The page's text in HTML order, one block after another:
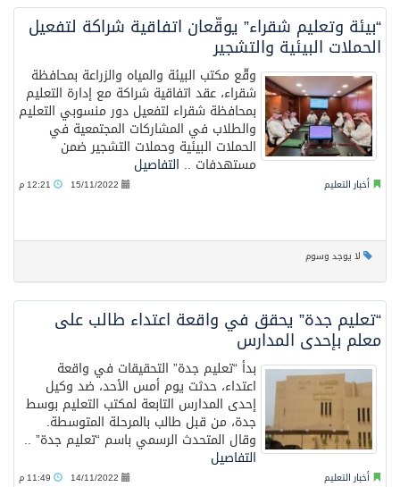
“بيئة وتعليم شقراء” يوقّعان اتفاقية شراكة لتفعيل
الحملات البيئية والتشجير
وقّع مكتب البيئة والمياه والزراعة بمحافظة
شقراء، عقد اتفاقية شراكة مع إدارة التعليم
بمحافظة شقراء لتفعيل دور منسوبي التعليم
والطلاب في المشاركات المجتمعية في
الحملات البيئية وحملات التشجير ضمن
مستهدفات .. التفاصيل
أخبار التعليم 15/11/2022
لا يوجد وسوم
“تعليم جدة” يحقق في واقعة اعتداء طالب على
معلم بإحدى المدارس
بدأ “تعليم جدة” التحقيقات في واقعة
اعتداء، حدثت يوم أمس الأحد، ضد وكيل
إحدى المدارس التابعة لمكتب التعليم بوسط
جدة، من قبل طالب بالمرحلة المتوسطة.
وقال المتحدث الرسمي باسم “تعليم جدة” ..
التفاصيل
أخبار التعليم 14/11/2022